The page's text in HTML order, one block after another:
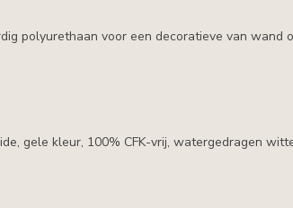
polyurethaan voor een decoratieve van wand
gele kleur, 100% CFK-vrij, watergedragen